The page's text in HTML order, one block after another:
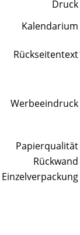
Druck
Kalendarium
Rückseitentext
Werbeeindruck
Papierqualität
Rückwand
Einzelverpackung